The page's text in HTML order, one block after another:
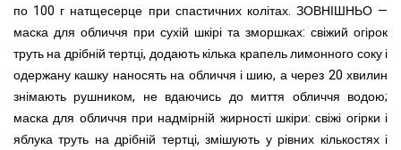
по 100 г натщесерце при спастичних колітах. ЗОВНІШНЬО —
маска для обличчя при сухій шкірі та зморшках: свіжий огірок
труть на дрібній тертці, додають кілька крапель лимонного соку і
одержану кашку наносять на обличчя і шию, а через 20 хвилин
знімають рушником, не вдаючись до миття обличчя водою;
маска для обличчя при надмірній жирності шкіри: свіжі огірки і
яблука труть на дрібній тертці, змішують у рівних кількостях і